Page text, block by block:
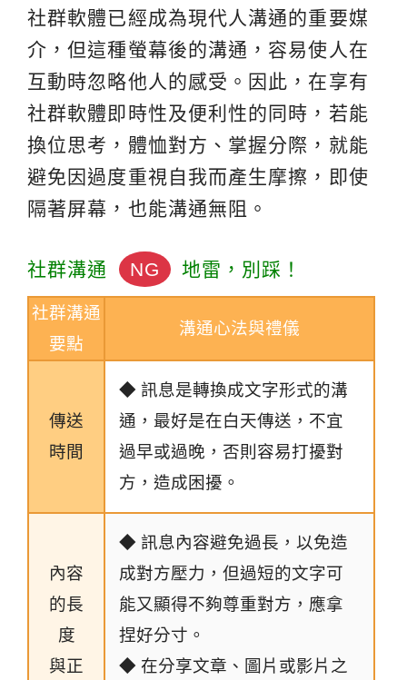
社群軟體已經成為現代人溝通的重要媒
介，但這種螢幕後的溝通，容易使人在
互動時忽略他人的感受。因此，在享有
社群軟體即時性及便利性的同時，若能
換位思考，體恤對方、掌握分際，就能
避免因過度重視自我而產生摩擦，即使
隔著屏幕，也能溝通無阻。
社群溝通 NG 地雷，別踩！
社群溝通
要點
溝通心法與禮儀
傳送
時間
◆ 訊息是轉換成文字形式的溝
通，最好是在白天傳送，不宜
過早或過晚，否則容易打擾對
方，造成困擾。
內容
的長
度
與正
◆ 訊息內容避免過長，以免造
成對方壓力，但過短的文字可
能又顯得不夠尊重對方，應拿
捏好分寸。
◆ 在分享文章、圖片或影片之